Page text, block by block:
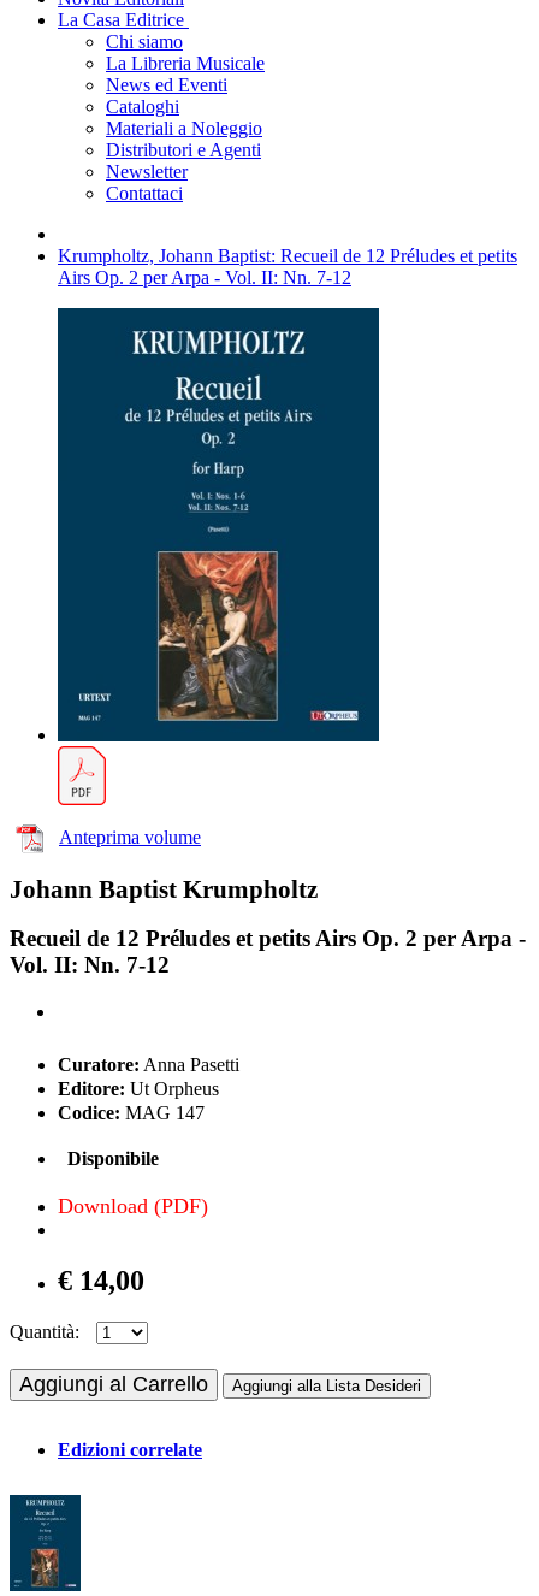
La Casa Editrice
Chi siamo
La Libreria Musicale
News ed Eventi
Cataloghi
Materiali a Noleggio
Distributori e Agenti
Newsletter
Contattaci
Krumpholtz, Johann Baptist: Recueil de 12 Préludes et petits
Airs Op. 2 per Arpa - Vol. II: Nn. 7-12
Anteprima volume
Johann Baptist Krumpholtz
Recueil de 12 Préludes et petits Airs Op. 2 per Arpa -
Vol. II: Nn. 7-12
Curatore: Anna Pasetti
Editore: Ut Orpheus
Codice: MAG 147
Disponibile
Download (PDF)
€ 14,00
Quantità:
Aggiungi al Carrello Aggiungi alla Lista Desideri
Edizioni correlate